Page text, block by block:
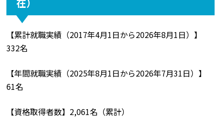
【累計就職実績（2017年4月1日から2026年8月1日）】
332名
【年間就職実績（2025年8月1日から2026年7月31日）】
61名
【資格取得者数】2,061名（累計）